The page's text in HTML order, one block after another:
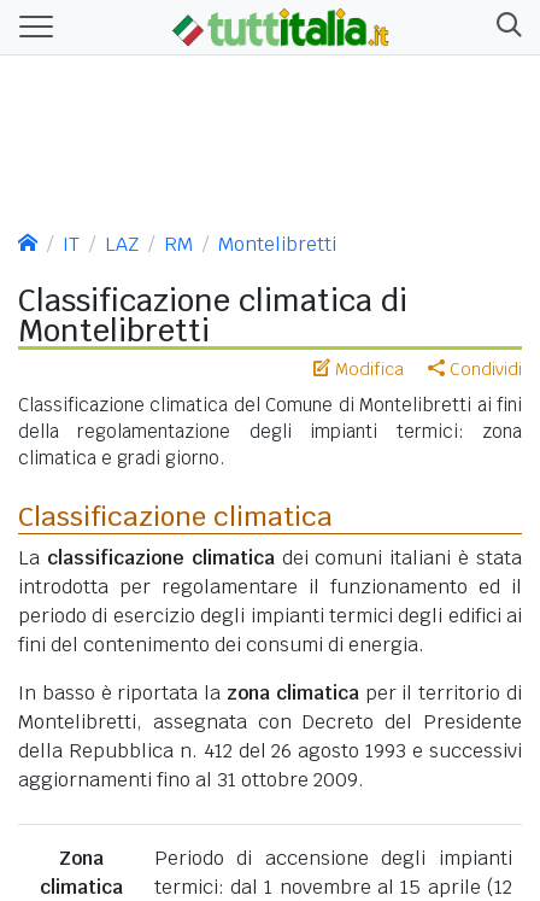
IT LAZ RM Montelibretti
Classificazione climatica di
Montelibretti
Modifica Condividi
Classificazione climatica del Comune di Montelibretti ai fini
della regolamentazione degli impianti termici: zona
climatica e gradi giorno.
Classificazione climatica
La classificazione climaticadei comuni italiani è stata
introdotta per regolamentare il funzionamento ed il
periodo di esercizio degli impianti termici degli edifici ai
fini del contenimento dei consumi di energia.
In basso è riportata la zona climaticaper il territorio di
Montelibretti, assegnata con Decreto del Presidente
della Repubblica n. 412 del 26 agosto 1993 e successivi
aggiornamenti fino al 31 ottobre 2009.
Zona
climatica
Periodo di accensione degli impianti
termici: dal 1 novembre al 15 aprile (12